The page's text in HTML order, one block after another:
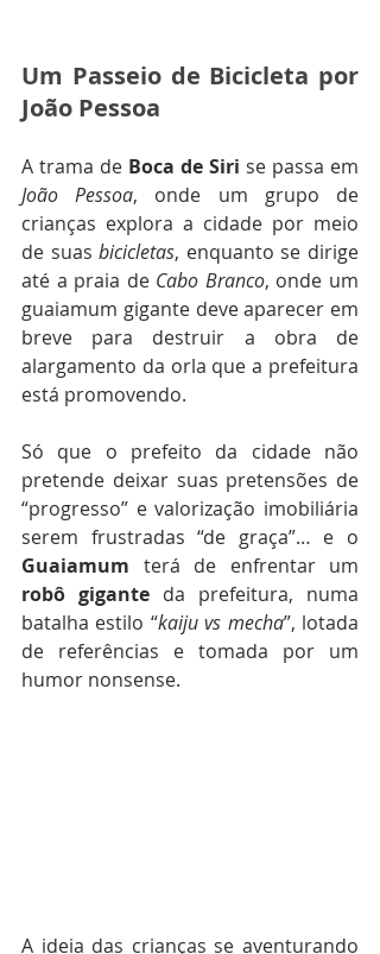
Um Passeio de Bicicleta por
João Pessoa
A trama de Boca de Siri
João Pessoa, onde um grupo de
crianças explora a cidade por meio
de suas bicicletas, enquanto se dirige
até a praia de Cabo Branco, onde um
guaiamum gigante deve aparecer em
breve para destruir a obra de
alargamento da orla que a prefeitura
está promovendo.
Só que o prefeito da cidade não
pretende deixar suas pretensões de
“progresso” e valorização imobiliária
Guaiamum
robô gigante da prefeitura, numa
batalha estilo “kaiju vs mecha”, lotada
de referências e tomada por um
humor nonsense.
A ideia das crianças se aventurando